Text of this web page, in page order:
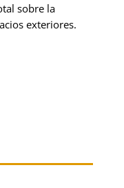
sobre la
exteriores.